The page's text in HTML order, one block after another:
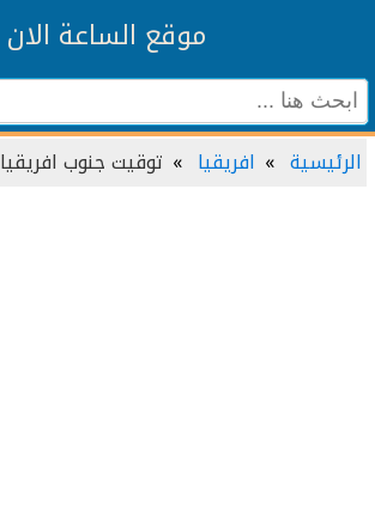
موقع الساعة الان
الرئيسية افريقيا توقيت جنوب افريقيا